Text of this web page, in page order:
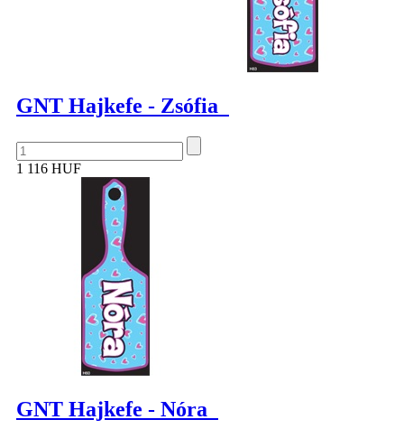
GNT Hajkefe - Zsófia
1 116 HUF
GNT Hajkefe - Nóra